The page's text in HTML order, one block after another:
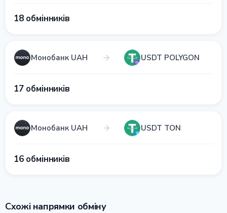
18 обмінників
Монобанк UAH USDT POLYGON
17 обмінників
Монобанк UAH USDT TON
16 обмінників
Схожі напрямки обміну